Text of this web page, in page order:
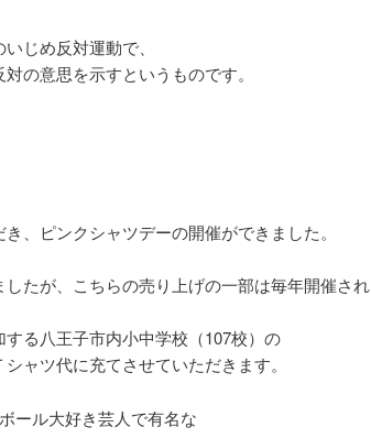
じめ反対運動で、
の意思を示すというものです。
、ピンクシャツデーの開催ができました。
たが、こちらの売り上げの一部は毎年開催され
する八王子市内小中学校（107校）の
ャツ代に充てさせていただきます。
ール大好き芸人で有名な